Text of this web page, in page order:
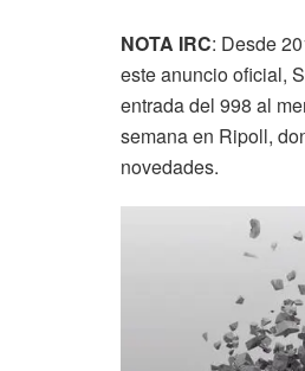
NOTA IRC: Desde
este anuncio oficial,
entrada del 998 al
semana en Ripoll,
novedades.